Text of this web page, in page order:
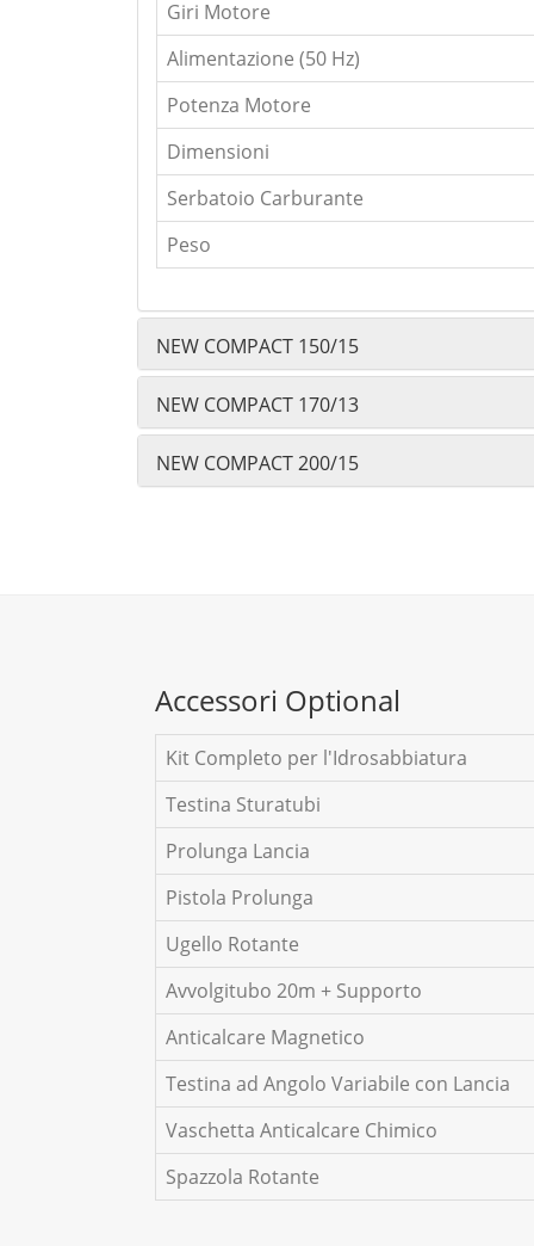
Giri Motore
Alimentazione (50 Hz)
Potenza Motore
Dimensioni
Serbatoio Carburante
Peso
NEW COMPACT 150/15
NEW COMPACT 170/13
NEW COMPACT 200/15
Accessori Optional
Kit Completo per l'Idrosabbiatura
Testina Sturatubi
Prolunga Lancia
Pistola Prolunga
Ugello Rotante
Avvolgitubo 20m + Supporto
Anticalcare Magnetico
Testina ad Angolo Variabile con Lancia
Vaschetta Anticalcare Chimico
Spazzola Rotante